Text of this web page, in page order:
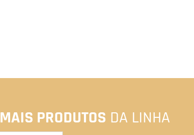
MAIS PRODUTOS DA LINHA